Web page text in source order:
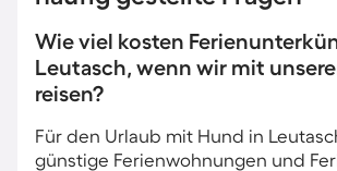
Wie viel kosten
Leutasch, wenn wir mit
reisen?
Für den Urlaub mit Hund in
günstige Ferienwohnungen und